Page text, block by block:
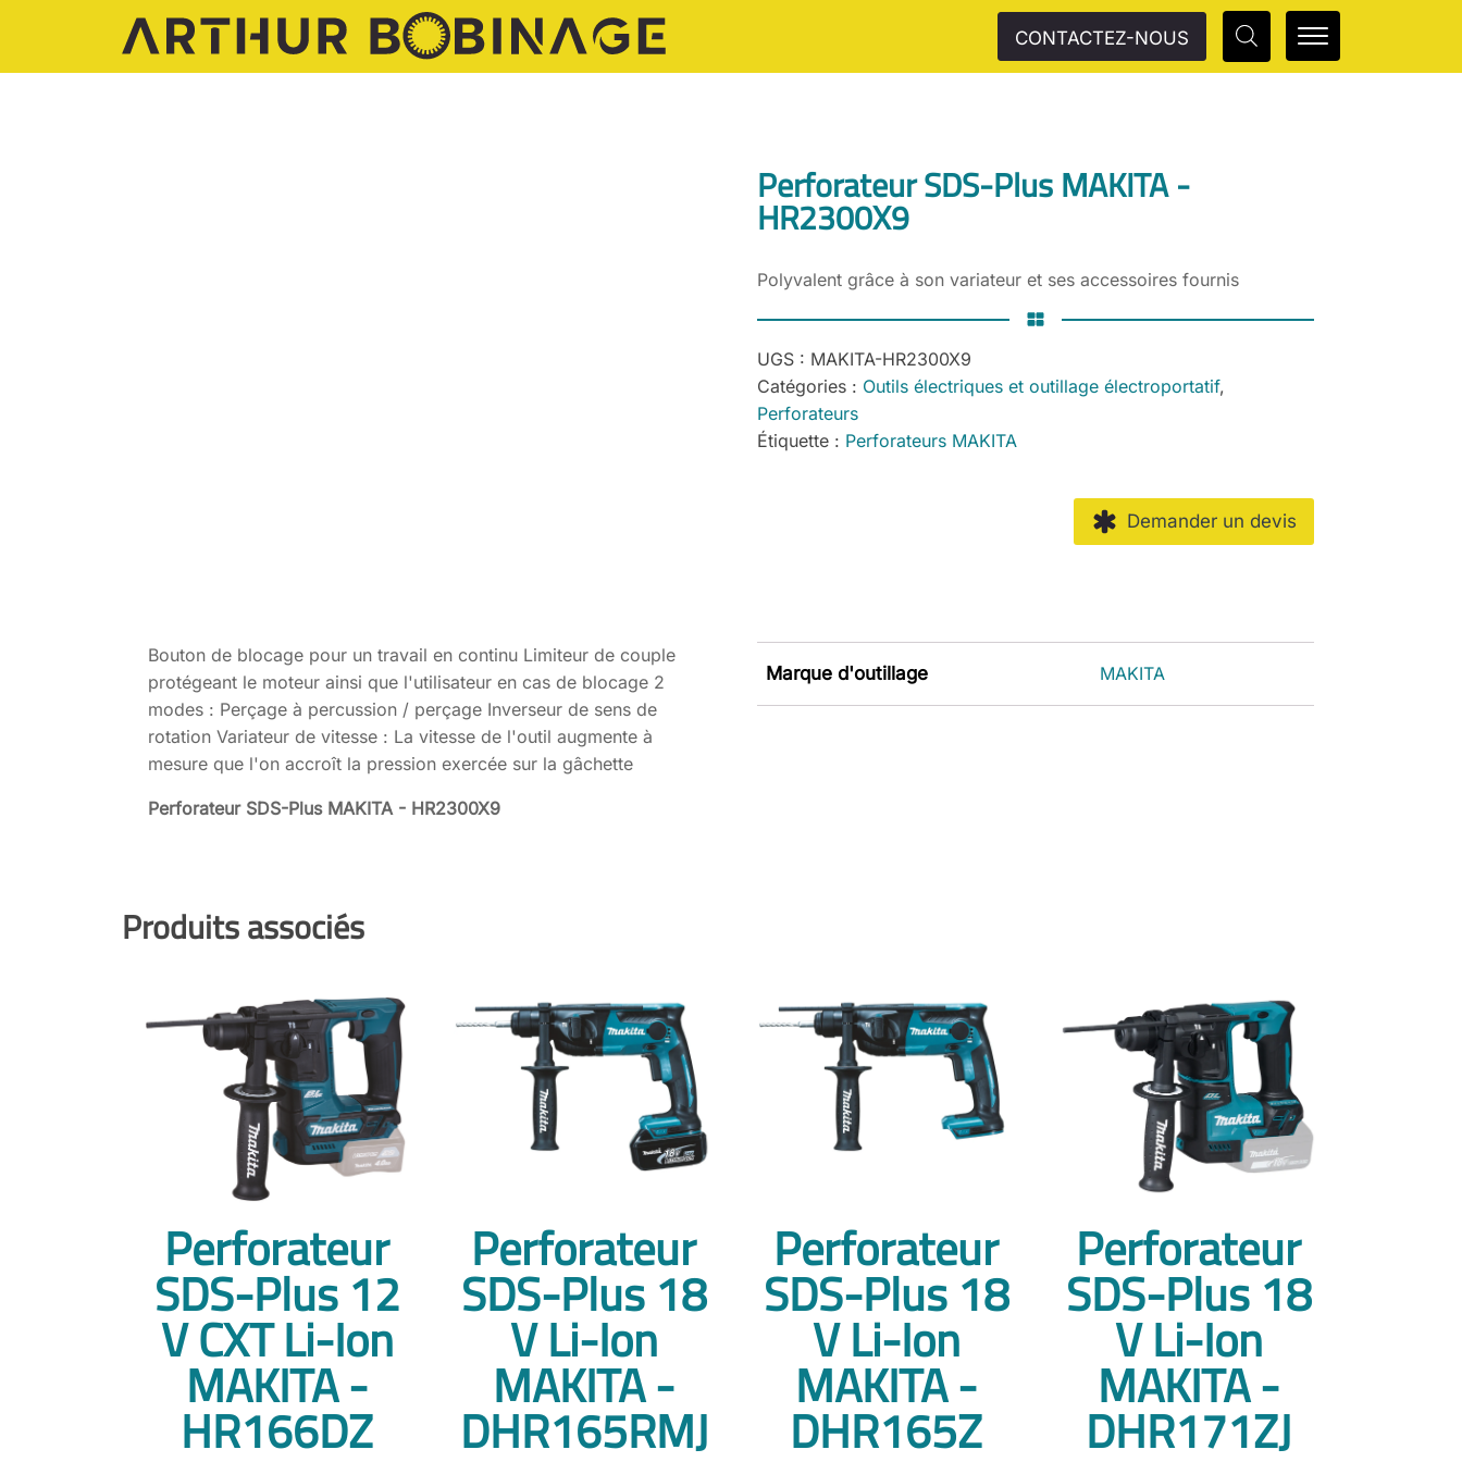
CONTACTEZ-NOUS
Perforateur SDS-Plus MAKITA -
HR2300X9
Polyvalent grâce à son variateur et ses accessoires fournis
UGS : MAKITA-HR2300X9
Catégories : Outils électriques et outillage électroportatif,
Perforateurs
Étiquette : Perforateurs MAKITA
Demander un devis
Bouton de blocage pour un travail en continu Limiteur de couple
protégeant le moteur ainsi que l'utilisateur en cas de blocage 2
modes : Perçage à percussion / perçage Inverseur de sens de
rotation Variateur de vitesse : La vitesse de l'outil augmente à
mesure que l'on accroît la pression exercée sur la gâchette
Perforateur SDS-Plus MAKITA - HR2300X9
Marque d'outillage MAKITA
Produits associés
Perforateur
SDS-Plus 12
V CXT Li-Ion
MAKITA -
HR166DZ
Perforateur
SDS-Plus 18
V Li-Ion
MAKITA -
DHR165RMJ
Perforateur
SDS-Plus 18
V Li-Ion
MAKITA -
DHR165Z
Perforateur
SDS-Plus 18
V Li-Ion
MAKITA -
DHR171ZJ